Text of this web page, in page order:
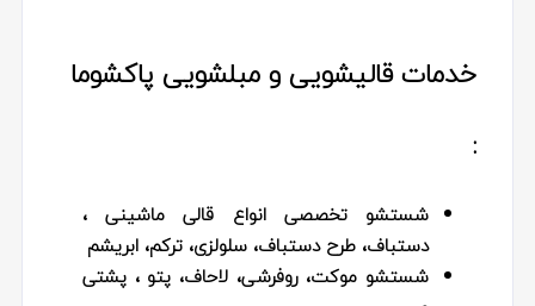
خدمات قالیشویی و مبلشویی پاکشوما
:
شستشو تخصصی انواع قالی ماشینی ،
دستباف، طرح دستباف، سلولزی، ترکم، ابریشم
شستشو موکت، روفرشی، لاحاف، پتو ، پشتی